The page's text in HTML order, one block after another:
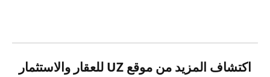
اكتشاف المزيد من موقع UZ للعقار والاستثمار